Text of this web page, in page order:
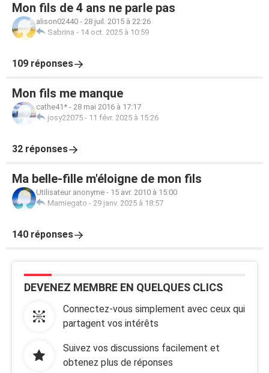
Mon fils de 4 ans ne parle pas
alison02440 - 28 juil. 2015 à 22:26
Sabrina - 14 oct. 2025 à 10:59
109 réponses
Mon fils me manque
cathe41* - 28 mai 2016 à 17:17
josy22075 - 11 févr. 2025 à 15:26
32 réponses
Ma belle-fille m'éloigne de mon fils
Utilisateur anonyme - 15 avr. 2010 à 15:00
Mamiegato - 29 janv. 2025 à 18:57
140 réponses
DEVENEZ MEMBRE EN QUELQUES CLICS
Connectez-vous simplement avec ceux qui
partagent vos intérêts
Suivez vos discussions facilement et
obtenez plus de réponses